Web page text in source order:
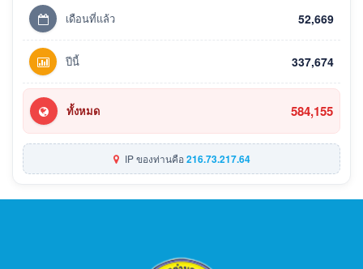
เดือนที่แล้ว 52,669
ปีนี้ 337,674
ทั้งหมด 584,155
IP ของท่านคือ216.73.217.64